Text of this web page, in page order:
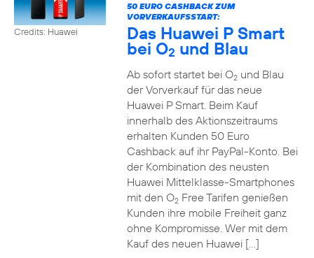
Credits: Huawei
50 EURO CASHBACK ZUM
VORVERKAUFSSTART:
Das Huawei P Smart
bei O2 und Blau
Ab sofort startet bei O2und Blau
der Vorverkauf für das neue
Huawei P Smart. Beim Kauf
innerhalb des Aktionszeitraums
erhalten Kunden 50 Euro
Cashback auf ihr PayPal-Konto. Bei
der Kombination des neusten
Huawei Mittelklasse-Smartphones
mit den O2Free Tarifen genießen
Kunden ihre mobile Freiheit ganz
ohne Kompromisse. Wer mit dem
Kauf des neuen Huawei […]